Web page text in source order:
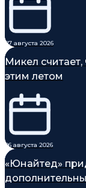
07 августа 2026
Микел
этим летом
06 августа 2026
«Юнайтед»